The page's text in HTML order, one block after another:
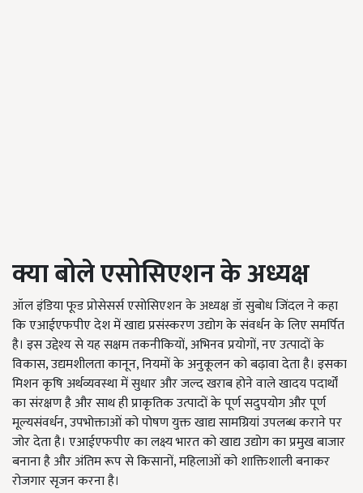
क्या बोले एसोसिएशन के अध्यक्ष
ऑल इंडिया फूड प्रोसेसर्स एसोसिएशन के अध्यक्ष डॉ सुबोध जिंदल ने कहा
कि एआईएफपीए देश में खाद्य प्रसंस्करण उद्योग के संवर्धन के लिए समर्पित
है। इस उद्देश्य से यह सक्षम तकनीकियों, अभिनव प्रयोगों, नए उत्पादों के
विकास, उद्यमशीलता कानून, नियमों के अनुकूलन को बढ़ावा देता है। इसका
मिशन कृषि अर्थव्यवस्था में सुधार और जल्द खराब होने वाले खादय पदार्थों
का संरक्षण है और साथ ही प्राकृतिक उत्पादों के पूर्ण सदुपयोग और पूर्ण
मूल्यसंवर्धन, उपभोक्ताओं को पोषण युक्त खाद्य सामग्रियां उपलब्ध कराने पर
जोर देता है। एआईएफपीए का लक्ष्य भारत को खाद्य उद्योग का प्रमुख बाजार
बनाना है और अंतिम रूप से किसानों, महिलाओं को शाक्तिशाली बनाकर
रोजगार सृजन करना है।